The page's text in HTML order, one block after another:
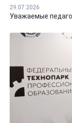
29.07.2026
Уважаемые